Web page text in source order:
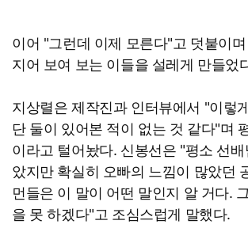
이어 "그런데 이제 모른다"고 덧붙이
지어 보여 보는 이들을 설레게 만들었
지상렬은 제작진과 인터뷰에서 "이렇
단 둘이 있어본 적이 없는 것 같다"며
이라고 털어놨다. 신봉선은 "평소 선
았지만 확실히 오빠의 느낌이 많았던
먼들은 이 말이 어떤 말인지 알 거다.
을 못 하겠다"고 조심스럽게 말했다.